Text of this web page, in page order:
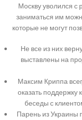
Москву уволился с
заниматься им
которые не могут
Не все из них
выставлены на
Максим Криппа
оказать
беседы с
Парень из Украины